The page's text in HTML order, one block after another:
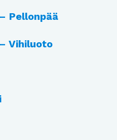
Pellonpää
Vihiluoto